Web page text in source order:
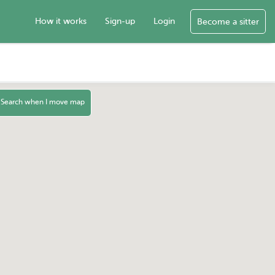
How it works Sign-up Login Become a sitter
Search when I move map